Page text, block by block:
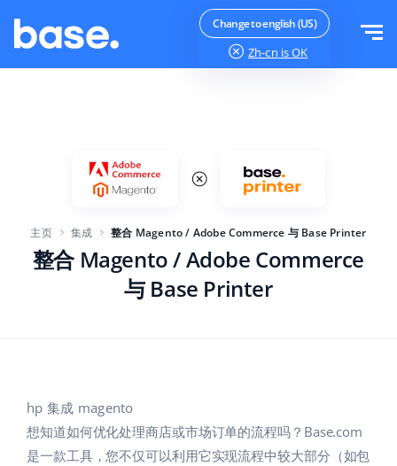
Change to english (US)
Zh-cn is OK
在线市场管理器
产品管理器
用于电子商务的人工智能
Base Analytics
针对电子商务初创企业
家庭与花园
儿童产品
价目表
帮助
学院
english (US)
english (GB)
登录
主页 集成 整合 Magento / Adobe Commerce 与 Base Printer
整合 Magento / Adobe Commerce
与 Base Printer
hp 集成 magento
想知道如何优化处理商店或市场订单的流程吗？Base.com
是一款工具，您不仅可以利用它实现流程中较大部分（如包